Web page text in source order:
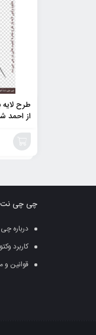
طرح
از احمد
به
سبد
چی چی نت
درباره
کاربرد
قوانین و